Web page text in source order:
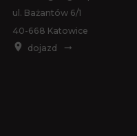
ul. Bażantów 6/1
40-668 Katowice
dojazd